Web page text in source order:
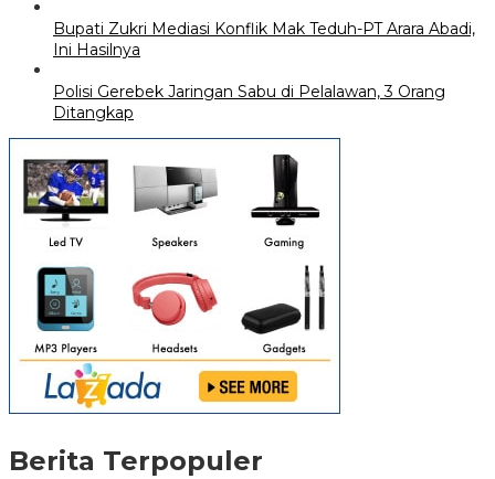
Bupati Zukri Mediasi Konflik Mak Teduh-PT Arara Abadi,
Ini Hasilnya
Polisi Gerebek Jaringan Sabu di Pelalawan, 3 Orang
Ditangkap
Berita Terpopuler